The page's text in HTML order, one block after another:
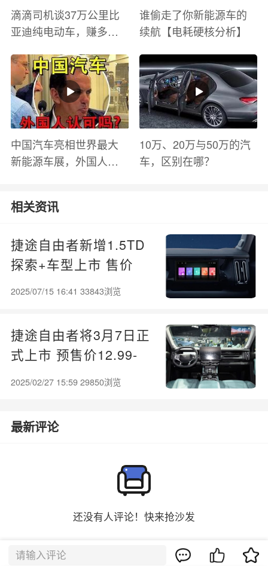
滴滴司机谈37万公里比
亚迪纯电动车，赚多少
有哪些？
谁偷走了你新能源车的
续航【电耗硬核分析】
中国汽车亮相世界最大
新能源车展，外国人怎
10万、20万与50万的汽
车，区别在哪？
相关资讯
捷途自由者新增1.5TD
探索+车型上市 售价
13.29万
2025/07/15 16:41 33843浏览
捷途自由者将3月7日正
式上市 预售价12.99-
2025/02/27 15:59 29850浏览
最新评论
还没有人评论！快来抢沙发
请输入评论